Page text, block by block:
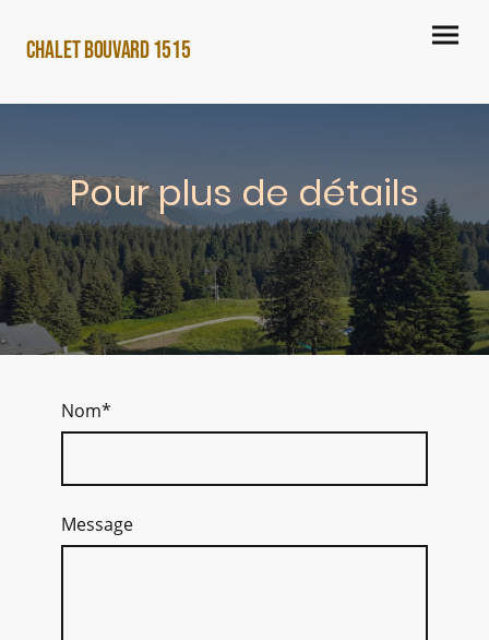
CHALET BOUVARD 1515
Pour plus de détails
Nom*
Message